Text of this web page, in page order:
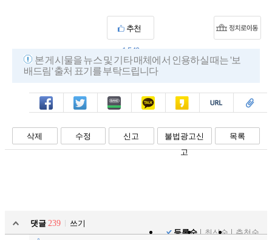
추천
1,549
본 게시물을 뉴스 및 기타 매체에서 인용하실 때는 '보
배드림' 출처 표기를 부탁드립니다
페북 트윗 밴드 카톡 카스 복사 스크랩
삭제 수정 신고
불법광고신
고
목록
댓글 239
쓰기
등록순
최신순 추천순